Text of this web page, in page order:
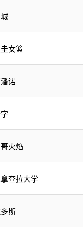
女篮
诺
火焰
查拉大学
斯